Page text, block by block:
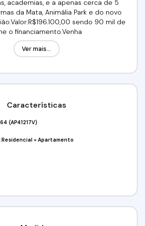
academias, e a apenas cerca de 5
da Mata, Animália Park e do novo
sendo 90 mil de
o financiamento.Venha
já a sua visita!!!(11) 95332-7355 / (11)
Alfa Negócios
Ver mais...
Características
(AP41217V)
Residencial »Apartamento